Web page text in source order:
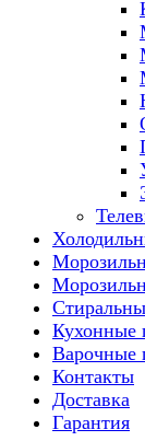
Кухонные
Варочные
Контакты
Доставка
Гарантия